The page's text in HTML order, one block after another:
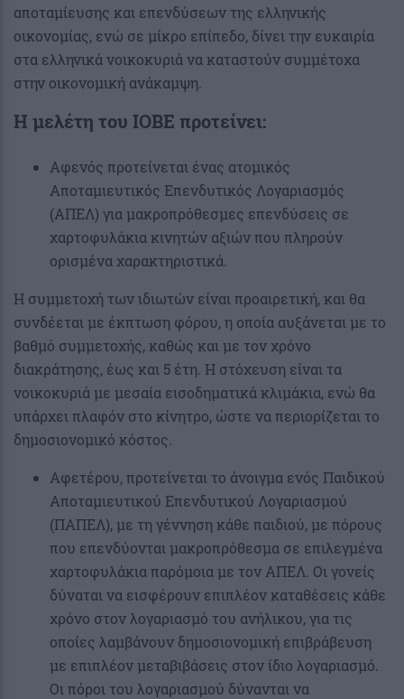
αποταμίευσης και επενδύσεων της ελληνικής
οικονομίας, ενώ σε μίκρο επίπεδο, δίνει την ευκαιρία
στα ελληνικά νοικοκυριά να καταστούν συμμέτοχα
στην οικονομική ανάκαμψη.
Η μελέτη του ΙΟΒΕ προτείνει:
Αφενός προτείνεται ένας ατομικός
Αποταμιευτικός Επενδυτικός Λογαριασμός
(ΑΠΕΛ) για μακροπρόθεσμες επενδύσεις σε
χαρτοφυλάκια κινητών αξιών που πληρούν
ορισμένα χαρακτηριστικά.
Η συμμετοχή των ιδιωτών είναι προαιρετική, και θα
συνδέεται με έκπτωση φόρου, η οποία αυξάνεται με το
βαθμό συμμετοχής, καθώς και με τον χρόνο
διακράτησης, έως και 5 έτη. Η στόχευση είναι τα
νοικοκυριά με μεσαία εισοδηματικά κλιμάκια, ενώ θα
υπάρχει πλαφόν στο κίνητρο, ώστε να περιορίζεται το
δημοσιονομικό κόστος.
Αφετέρου, προτείνεται το άνοιγμα ενός Παιδικού
Αποταμιευτικού Επενδυτικού Λογαριασμού
(ΠΑΠΕΛ), με τη γέννηση κάθε παιδιού, με πόρους
που επενδύονται μακροπρόθεσμα σε επιλεγμένα
χαρτοφυλάκια παρόμοια με τον ΑΠΕΛ. Οι γονείς
δύναται να εισφέρουν επιπλέον καταθέσεις κάθε
χρόνο στον λογαριασμό του ανήλικου, για τις
οποίες λαμβάνουν δημοσιονομική επιβράβευση
με επιπλέον μεταβιβάσεις στον ίδιο λογαριασμό.
Οι πόροι του λογαριασμού δύνανται να